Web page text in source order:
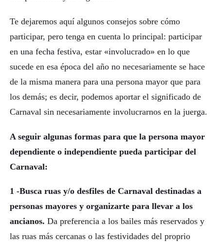
Te dejaremos aquí algunos consejos sobre cómo
participar, pero tenga en cuenta lo principal: participar
en una fecha festiva, estar «involucrado» en lo que
sucede en esa época del año no necesariamente se hace
de la misma manera para una persona mayor que para
los demás; es decir, podemos aportar el significado de
Carnaval sin necesariamente involucrarnos en la juerga.
A seguir algunas formas para que la persona mayor
dependiente o independiente pueda participar del
Carnaval:
1 -Busca ruas y/o desfiles de Carnaval destinadas a
personas mayores y organizarte para llevar a los
ancianos. Da preferencia a los bailes más reservados y
las ruas más cercanas o las festividades del proprio